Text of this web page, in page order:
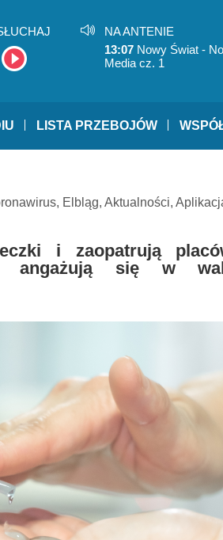
NA ANTENIE
13:07 Nowy Świat -
Media cz. 1
LISTA PRZEBOJÓW
, Elbląg, Aktualności,
i zaopatrują
angażują się w